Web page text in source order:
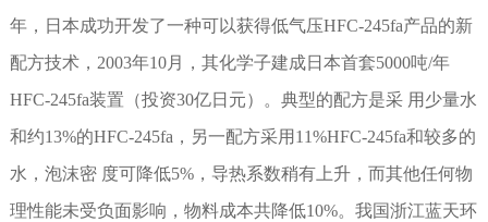
年，日本成功开发了一种可以获得低气压HFC-245fa产品的新
配方技术，2003年10月，其化学子建成日本首套5000吨/年
HFC-245fa装置（投资30亿日元）。典型的配方是采 用少量水
和约13%的HFC-245fa，另一配方采用11%HFC-245fa和较多的
水，泡沫密 度可降低5%，导热系数稍有上升，而其他任何物
理性能未受负面影响，物料成本共降低10%。我国浙江蓝天环